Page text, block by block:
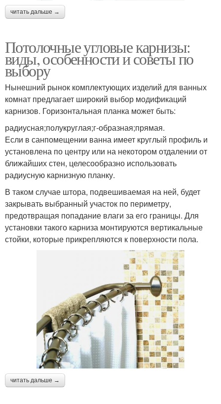
читать дальше →
Потолочные угловые карнизы:
виды, особенности и советы по
выбору
Нынешний рынок комплектующих изделий для ванных
комнат предлагает широкий выбор модификаций
карнизов. Горизонтальная планка может быть:
радиусная;полукруглая;г-образная;прямая.
Если в санпомещении ванна имеет круглый профиль и
установлена по центру или на некотором отдалении от
ближайших стен, целесообразно использовать
радиусную карнизную планку.
В таком случае штора, подвешиваемая на ней, будет
закрывать выбранный участок по периметру,
предотвращая попадание влаги за его границы. Для
установки такого карниза монтируются вертикальные
стойки, которые прикрепляются к поверхности пола.
читать дальше →